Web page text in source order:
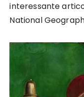
interessante
National